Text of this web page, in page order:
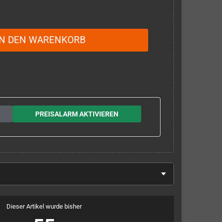
DEN WARENKORB
PREISALARM AKTIVIEREN
Dieser Artikel wurde bisher